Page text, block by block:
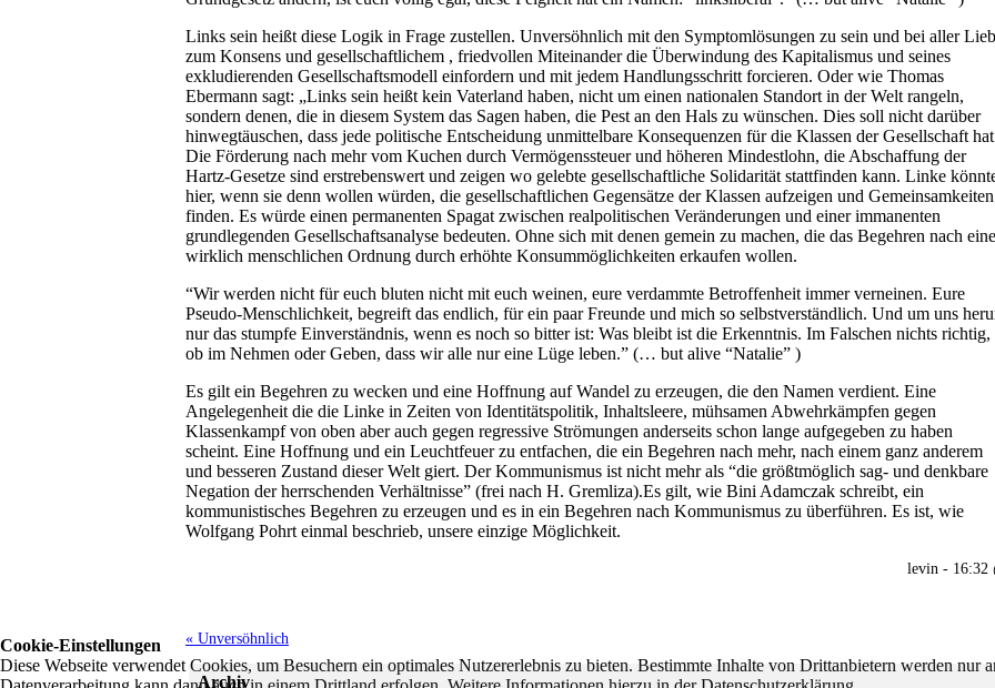
Links sein heißt diese Logik in Frage zustellen. Unversöhnlich mit den Symptomlösungen zu sein und bei aller
zum Konsens und gesellschaftlichem , friedvollen Miteinander die Überwindung des Kapitalismus und seines
exkludierenden Gesellschaftsmodell einfordern und mit jedem Handlungsschritt forcieren. Oder wie Thomas
Ebermann sagt: „Links sein heißt kein Vaterland haben, nicht um einen nationalen Standort in der Welt rangeln,
sondern denen, die in diesem System das Sagen haben, die Pest an den Hals zu wünschen. Dies soll nicht darüber
hinwegtäuschen, dass jede politische Entscheidung unmittelbare Konsequenzen für die Klassen der Gesellschaft
Die Förderung nach mehr vom Kuchen durch Vermögenssteuer und höheren Mindestlohn, die Abschaffung der
Hartz-Gesetze sind erstrebenswert und zeigen wo gelebte gesellschaftliche Solidarität stattfinden kann. Linke
hier, wenn sie denn wollen würden, die gesellschaftlichen Gegensätze der Klassen aufzeigen und Gemeinsamkeiten
finden. Es würde einen permanenten Spagat zwischen realpolitischen Veränderungen und einer immanenten
grundlegenden Gesellschaftsanalyse bedeuten. Ohne sich mit denen gemein zu machen, die das Begehren nach
wirklich menschlichen Ordnung durch erhöhte Konsummöglichkeiten erkaufen wollen.
“Wir werden nicht für euch bluten nicht mit euch weinen, eure verdammte Betroffenheit immer verneinen. Eure
Pseudo-Menschlichkeit, begreift das endlich, für ein paar Freunde und mich so selbstverständlich. Und um uns
nur das stumpfe Einverständnis, wenn es noch so bitter ist: Was bleibt ist die Erkenntnis. Im Falschen nichts richtig,
ob im Nehmen oder Geben, dass wir alle nur eine Lüge leben.” (… but alive “Natalie” )
Es gilt ein Begehren zu wecken und eine Hoffnung auf Wandel zu erzeugen, die den Namen verdient. Eine
Angelegenheit die die Linke in Zeiten von Identitätspolitik, Inhaltsleere, mühsamen Abwehrkämpfen gegen
Klassenkampf von oben aber auch gegen regressive Strömungen anderseits schon lange aufgegeben zu haben
scheint. Eine Hoffnung und ein Leuchtfeuer zu entfachen, die ein Begehren nach mehr, nach einem ganz anderem
und besseren Zustand dieser Welt giert. Der Kommunismus ist nicht mehr als “die größtmöglich sag- und denkbare
Negation der herrschenden Verhältnisse” (frei nach H. Gremliza).Es gilt, wie Bini Adamczak schreibt, ein
kommunistisches Begehren zu erzeugen und es in ein Begehren nach Kommunismus zu überführen. Es ist, wie
Wolfgang Pohrt einmal beschrieb, unsere einzige Möglichkeit.
levin - 16:32
« Unversöhnlich
Archiv
Cookie-Einstellungen
Diese Webseite verwendet Cookies, um Besuchern ein optimales Nutzererlebnis zu bieten. Bestimmte Inhalte von Drittanbietern werden nur